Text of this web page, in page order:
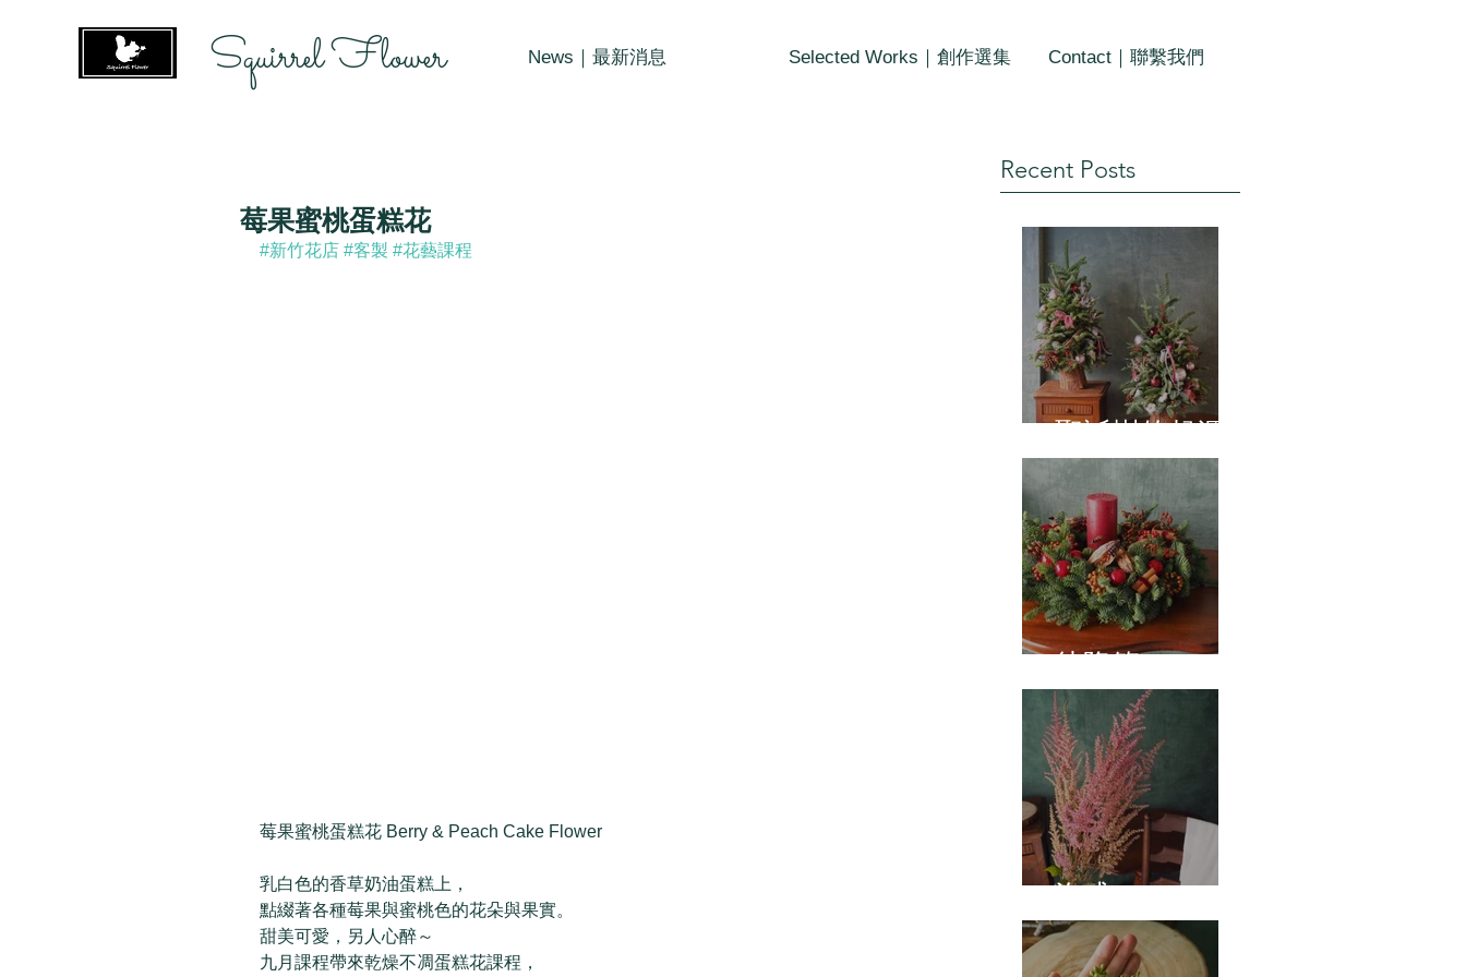
Squirrel Flower News｜最新消息 Selected Works｜創作選集 Contact｜聯繫我們
莓果蜜桃蛋糕花
#新竹花店 #客製 #花藝課程
莓果蜜桃蛋糕花 Berry & Peach Cake Flower
乳白色的香草奶油蛋糕上，
點綴著各種莓果與蜜桃色的花朵與果實。
甜美可愛，另人心醉～
九月課程帶來乾燥不凋蛋糕花課程，
Recent Posts
聖誕樹的起源
待降節
泡盛